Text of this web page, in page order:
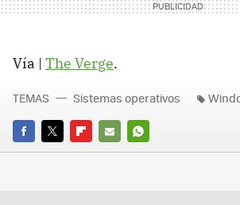
Vía | The Verge.
FACEBOOK
TWITTERFLIPBOARD
E-
WHATSAPP
TEMAS Sistemas operativos